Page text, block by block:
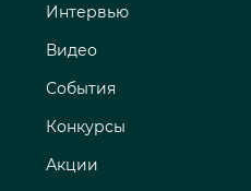
Интервью
Видео
События
Конкурсы
Акции